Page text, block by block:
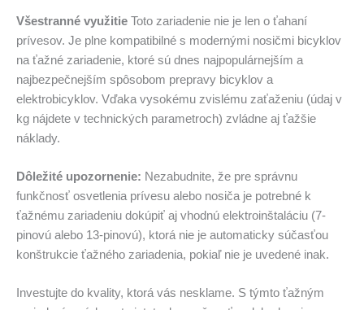
Všestranné využitie Toto zariadenie nie je len o ťahaní
prívesov. Je plne kompatibilné s modernými nosičmi bicyklov
na ťažné zariadenie, ktoré sú dnes najpopulárnejším a
najbezpečnejším spôsobom prepravy bicyklov a
elektrobicyklov. Vďaka vysokému zvislému zaťaženiu (údaj v
kg nájdete v technických parametroch) zvládne aj ťažšie
náklady.
Dôležité upozornenie: Nezabudnite, že pre správnu
funkčnosť osvetlenia prívesu alebo nosiča je potrebné k
ťažnému zariadeniu dokúpiť aj vhodnú elektroinštaláciu (7-
pinovú alebo 13-pinovú), ktorá nie je automaticky súčasťou
konštrukcie ťažného zariadenia, pokiaľ nie je uvedené inak.
Investujte do kvality, ktorá vás nesklame. S týmto ťažným